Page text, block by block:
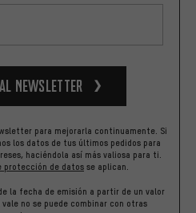
newsletter
para mejorarla continuamente. Si
los datos de tus últimos pedidos para
haciéndola así más valiosa para ti.
protección de datos se aplican.
la fecha de emisión a partir de un valor
no se puede combinar con otras